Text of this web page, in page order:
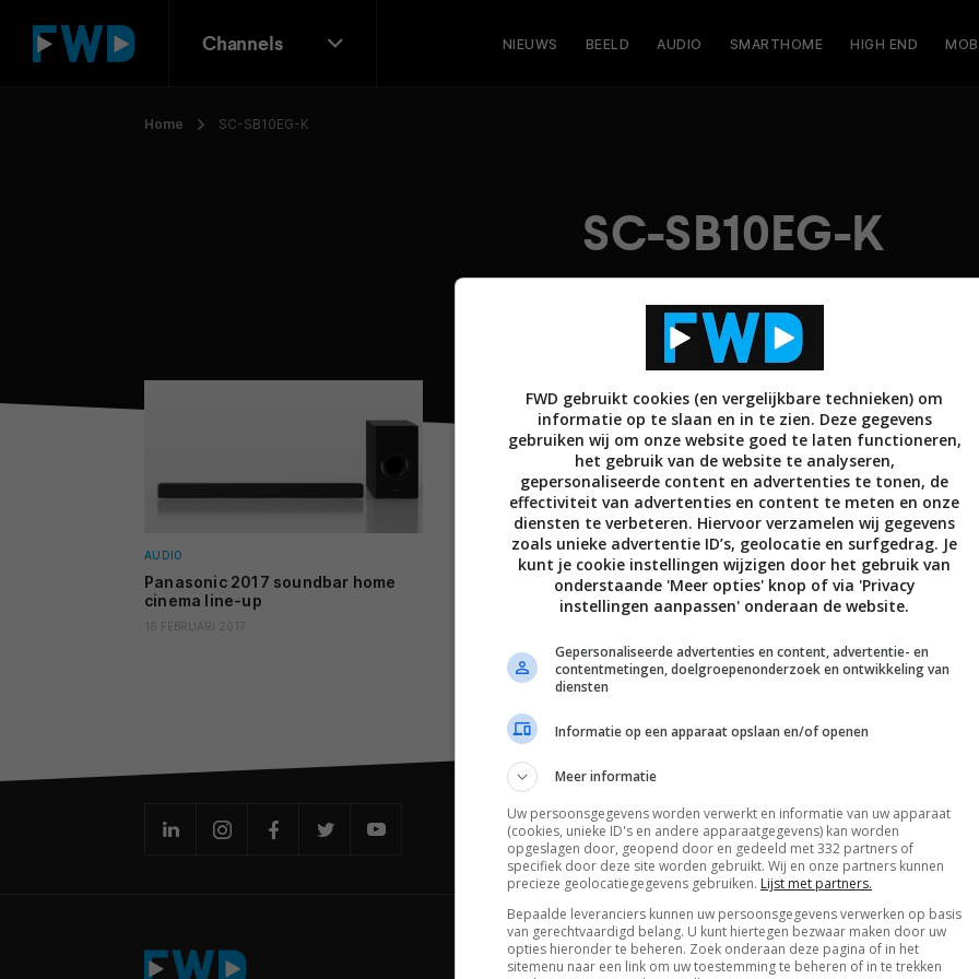
Channels NIEUWS BEELD AUDIO SMARTHOME HIGH END
Home SC-SB10EG-K
SC-SB10EG-K
AUDIO
Panasonic 2017 soundbar home
cinema line-up
16 FEBRUARI 2017
De laatste updates in je mailbox
Channels
FWD gebruikt cookies (en vergelijkbare technieken) om
informatie op te slaan en in te zien. Deze gegevens
gebruiken wij om onze website goed te laten functioneren,
het gebruik van de website te analyseren,
gepersonaliseerde content en advertenties te tonen, de
effectiviteit van advertenties en content te meten en onze
diensten te verbeteren. Hiervoor verzamelen wij gegevens
zoals unieke advertentie ID’s, geolocatie en surfgedrag. Je
kunt je cookie instellingen wijzigen door het gebruik van
onderstaande 'Meer opties' knop of via 'Privacy
instellingen aanpassen' onderaan de website.
Gepersonaliseerde advertenties en content, advertentie- en
contentmetingen, doelgroepenonderzoek en ontwikkeling van
diensten
Informatie op een apparaat opslaan en/of openen
Meer informatie
Uw persoonsgegevens worden verwerkt en informatie van uw apparaat
(cookies, unieke ID's en andere apparaatgegevens) kan worden
opgeslagen door, geopend door en gedeeld met 332 partners of
specifiek door deze site worden gebruikt. Wij en onze partners kunnen
precieze geolocatiegegevens gebruiken. Lijst met partners.
Bepaalde leveranciers kunnen uw persoonsgegevens verwerken op basis
van gerechtvaardigd belang. U kunt hiertegen bezwaar maken door uw
opties hieronder te beheren. Zoek onderaan deze pagina of in het
sitemenu naar een link om uw toestemming te beheren of in te trekken